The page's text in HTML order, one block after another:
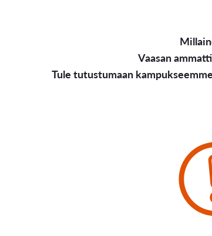
Vaasan
Tule tutustumaan